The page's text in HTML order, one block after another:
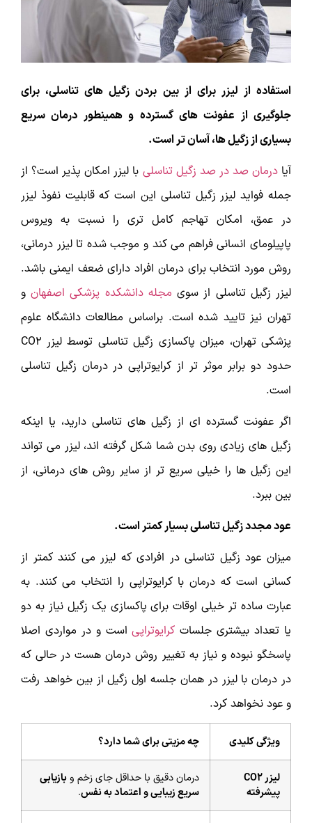
استفاده از لیزر برای از بین بردن زگیل های تناسلی، برای
جلوگیری از عفونت های گسترده و همینطور درمان سریع
بسیاری از زگیل ها، آسان تر است.
آیادرمان صد در صد زگیل تناسلی با لیزر امکان پذیر است؟ از
جمله فواید لیزر زگیل تناسلی این است که قابلیت نفوذ لیزر
در عمق، امکان تهاجم کامل تری را نسبت به ویروس
پاپیلومای انسانی فراهم می کند و موجب شده تا لیزر درمانی،
روش مورد انتخاب برای درمان افراد دارای ضعف ایمنی باشد.
لیزر زگیل تناسلی از سوی مجله دانشکده پزشکی اصفهانو
تهران نیز تایید شده است. براساس مطالعات دانشگاه علوم
پزشکی تهران، میزان پاکسازی زگیل تناسلی توسط لیزر CO2
حدود دو برابر موثر تر از کرایوتراپی در درمان زگیل تناسلی
است.
اگر عفونت گسترده ای از زگیل های تناسلی دارید، یا اینکه
زگیل های زیادی روی بدن شما شکل گرفته اند، لیزر می تواند
این زگیل ها را خیلی سریع تر از سایر روش های درمانی، از
بین ببرد.
عود مجدد زگیل تناسلی بسیار کمتر است.
میزان عود زگیل تناسلی در افرادی که لیزر می کنند کمتر از
کسانی است که درمان با کرایوتراپی را انتخاب می کنند. به
عبارت ساده تر خیلی اوقات برای پاکسازی یک زگیل نیاز به دو
یا تعداد بیشتری جلسات کرایوتراپیاست و در مواردی اصلا
پاسخگو نبوده و نیاز به تغییر روش درمان هست در حالی که
در درمان با لیزر در همان جلسه اول زگیل از بین خواهد رفت
و عود نخواهد کرد.
ویژگی کلیدی چه مزیتی برای شما دارد؟
لیزر CO2
پیشرفته
درمان دقیق با حداقل جای زخم وبازیابی
سریع زیبایی و اعتماد به نفس.